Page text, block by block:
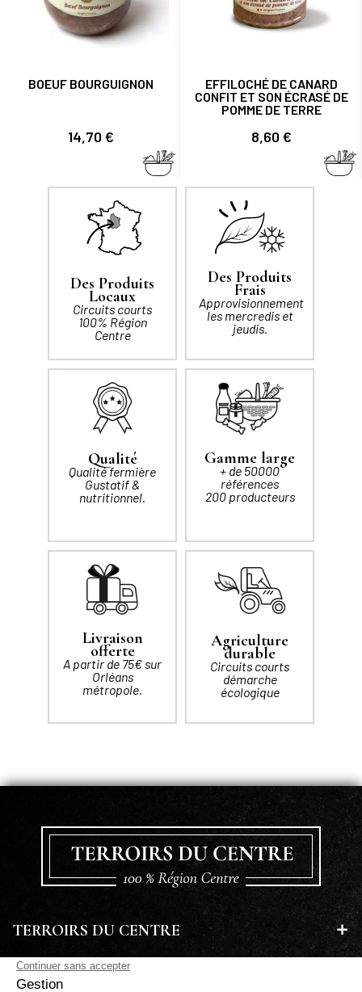
BOEUF BOURGUIGNON
Prix
14,70 €
EFFILOCHÉ DE CANARD
CONFIT ET SON ÉCRASÉ DE
POMME DE TERRE
Prix
8,60 €
Des Produits
Locaux
Circuits courts
100% Région
Centre
Des Produits
Frais
Approvisionnement
les mercredis et
jeudis.
Qualité
Qualité fermière
Gustatif &
nutritionnel.
Gamme large
+ de 50000
références
200 producteurs
Livraison
offerte
A partir de 75€ sur
Orléans
métropole.
Agriculture
durable
Circuits courts
démarche
écologique
TERROIRS DU CENTRE
EN SAVOIR PLUS